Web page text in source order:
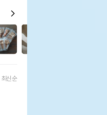
최신순